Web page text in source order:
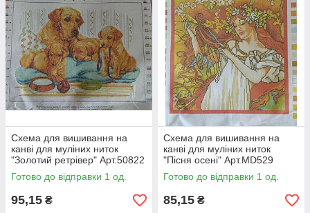
Схема для вишивання на
канві для муліних ниток
"Золотий ретрівер" Арт.50822
Готово до відправки 1 од.
95,15 ₴
Схема для вишивання на
канві для муліних ниток
"Пісня осені" Арт.MD529
розмір а3
Готово до відправки 1 од.
85,15 ₴